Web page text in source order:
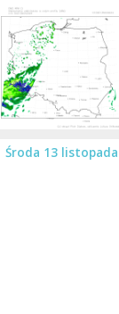
Środa 13 listopada